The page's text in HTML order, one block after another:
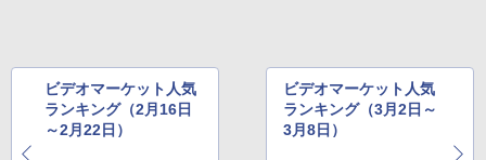
ビデオマーケット人気
ランキング（2月16日
～2月22日）
ビデオマーケット人気
ランキング（3月2日～
3月8日）